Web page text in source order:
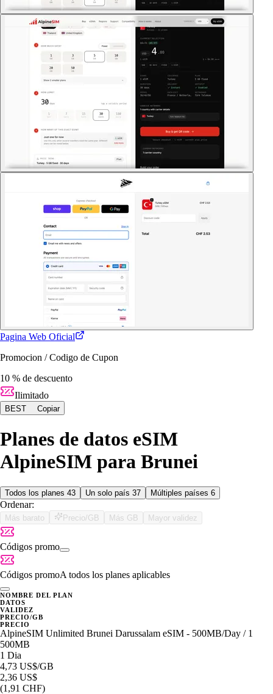
Pagina Web Oficial
Promocion / Codigo de Cupon
10 % de descuento
Ilimitado
BEST Copiar
Planes de datos eSIM
AlpineSIM para Brunei
Todos los planes 43 Un solo país 37 Múltiples países 6
Ordenar:
Más barato Precio/GB Más GB Mayor validez
Códigos promo
Códigos promoA todos los planes aplicables
NOMBRE DEL PLAN
DATOS
VALIDEZ
PRECIO/GB
PRECIO
AlpineSIM Unlimited Brunei Darussalam eSIM - 500MB/Day / 1
500MB
1 Dia
4,73 US$/GB
2,36 US$
(1,91 CHF)